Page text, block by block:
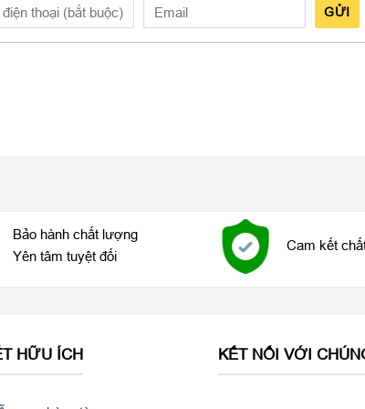
GỬI
Bảo hành chất lượng
Yên tâm tuyệt đối
Cam kết
HỮU ÍCH KẾT NỐI VỚI